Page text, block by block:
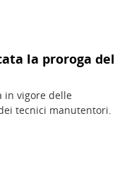
la proroga del
in vigore delle
tecnici manutentori.